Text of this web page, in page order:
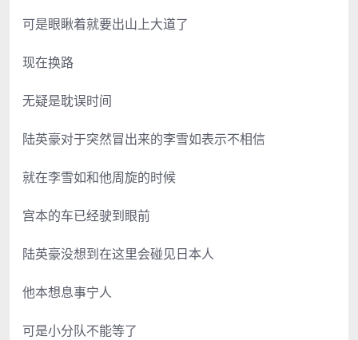
可是眼瞅着就要出山上大道了
现在换路
无疑是耽误时间
陆英豪对于突然冒出来的李雪如表示不相信
就在李雪如和他周旋的时候
宫本的车已经驶到眼前
陆英豪没想到在这里会碰见日本人
他本想息事宁人
可是小分队不能等了